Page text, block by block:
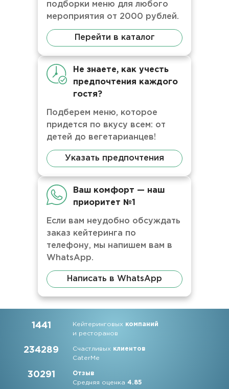
подборки меню для любого
мероприятия от 2000 рублей.
Перейти в каталог
Не знаете, как учесть
предпочтения каждого
гостя?
Подберем меню, которое
придется по вкусу всем: от
детей до вегетарианцев!
Указать предпочтения
Ваш комфорт — наш
приоритет №1
Если вам неудобно обсуждать
заказ кейтеринга по
телефону, мы напишем вам в
WhatsApp.
Написать в WhatsApp
1441 Кейтеринговых компаний
и ресторанов
234289 Счастливых клиентов
CaterMe
30291
Отзыв
Средняя оценка4.85